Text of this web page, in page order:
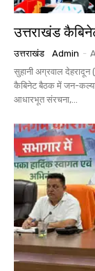
उत्तराखंड
उत्तराखंड Admin -
सुहानी अग्रवाल देहरादून
कैबिनेट बैठक में जन-
आधारभूत संरचना,...